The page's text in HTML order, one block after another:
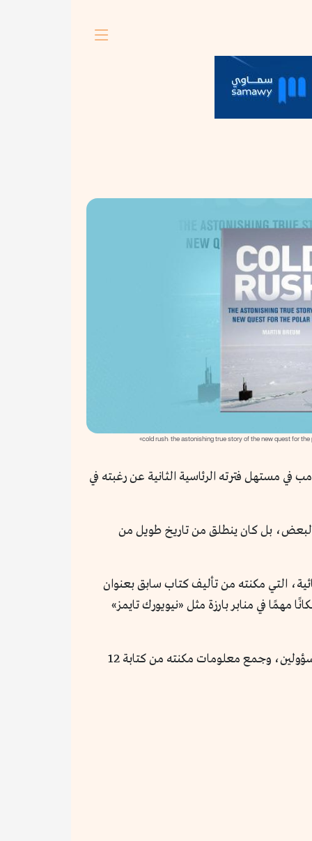
تبدو طازجة مع الشهور الأولى لعام 2025، حين أعلن دونالد ترامب في مستهل فترته الرئاسية الثانية عن رغبته في
بل كان ينطلق من تاريخ طويل من
التي مكنته من تأليف كتاب سابق بعنوان
مهمًا في منابر بارزة مثل «نيويورك تايمز»
والكتاب الذي نعرض له هنا طُبع في دار نشر جامعية في مونتريال بكندا. وقد سافر مؤلفنا إلى القطب الشمالي، وقابل المسؤولين، وجمع معلومات مكنته من كتابة 12